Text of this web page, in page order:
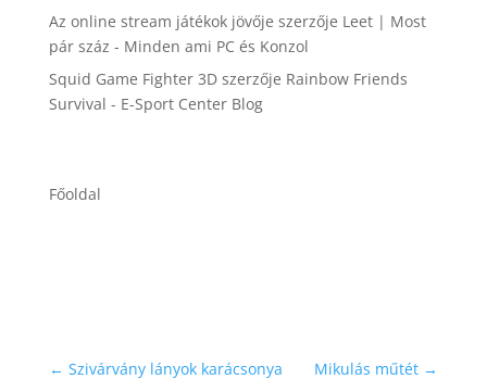
Az online stream játékok jövője szerzője Leet | Most
pár száz - Minden ami PC és Konzol
Squid Game Fighter 3Dszerzője Rainbow Friends
Survival - E-Sport Center Blog
Főoldal
← Szivárvány lányok karácsonya Mikulás műtét →